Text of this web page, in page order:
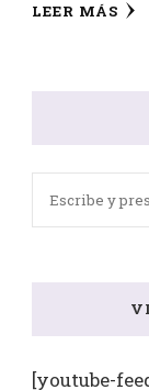
LEER MÁS
[youtube-